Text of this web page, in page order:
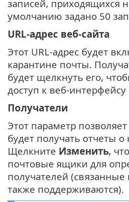
записей, приходящихся
умолчанию задано 50
URL-адрес веб-сайта
Этот URL-адрес будет
карантине почты.
будет щелкнуть его,
доступ к веб-
Получатели
Этот параметр
будет получать отчеты
Щелкните Изменить,
почтовые ящики для
получателей
также поддерживаются).